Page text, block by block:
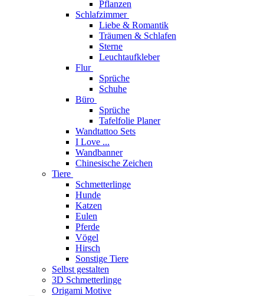
Pflanzen
Schlafzimmer
Liebe & Romantik
Träumen & Schlafen
Sterne
Leuchtaufkleber
Flur
Sprüche
Schuhe
Büro
Sprüche
Tafelfolie Planer
Wandtattoo Sets
I Love ...
Wandbanner
Chinesische Zeichen
Tiere
Schmetterlinge
Hunde
Katzen
Eulen
Pferde
Vögel
Hirsch
Sonstige Tiere
Selbst gestalten
3D Schmetterlinge
Origami Motive